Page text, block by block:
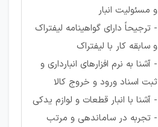
و مسئولیت انبار
- ترجیحاً دارای گواهینامه لیفتراک
و سابقه کار با لیفتراک
- آشنا به نرم افزارهای انبارداری و
ثبت اسناد ورود و خروج کالا
- آشنا با انبار قطعات و لوازم یدکی
- تجربه در ساماندهی و مرتب